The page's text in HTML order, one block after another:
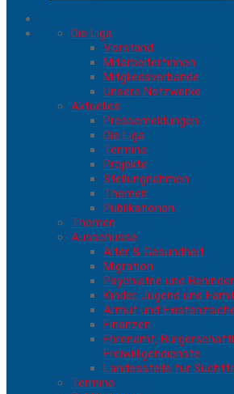
Die Liga
Vorstand
Mitarbeiter*innen
Mitgliedsverbände
Unsere Netzwerke
Aktuelles
Pressemeldungen
Die Liga
Termine
Projekte
Stellungnahmen
Themen
Publikationen
Themen
Ausschüsse
Alter & Gesundheit
Migration
Psychiatrie und
Kinder, Jugend und
Armut und
Finanzen
Ehrenamt,
Freiwilligendienste
Landesstelle für
Termine